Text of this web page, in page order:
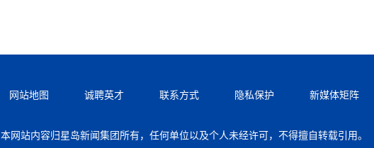
网站地图 诚聘英才 联系方式 隐私保护 新媒体矩阵
本网站内容归星岛新闻集团所有，任何单位以及个人未经许可，不得擅自转载引用。